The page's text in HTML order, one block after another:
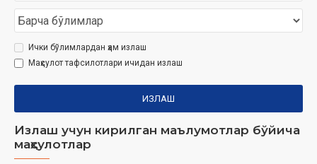
Ички бўлимлардан ҳам излаш
Маҳсулот тафсилотлари ичидан излаш
ИЗЛАШ
Излаш учун кирилган маълумотлар бўйича
маҳсулотлар